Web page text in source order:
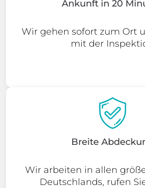
Ankunft in 20
Wir gehen sofort zum Ort
mit der
Breite
Wir arbeiten in allen
Deutschlands, rufen